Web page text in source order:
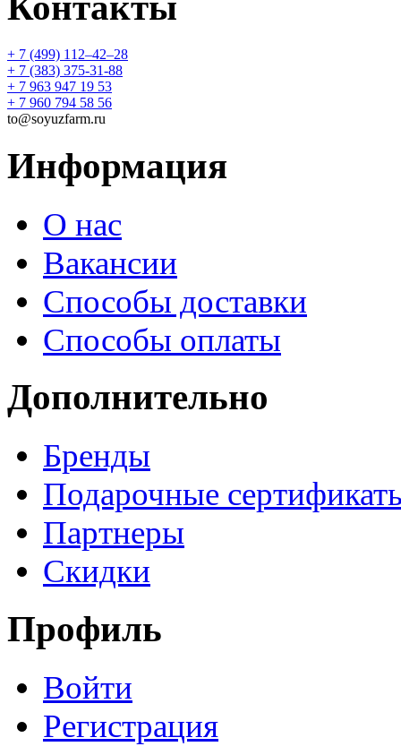
+ 7 (499) 112‒42‒28
+ 7 (383) 375-31-88
+ 7 963 947 19 53
+ 7 960 794 58 56
to@soyuzfarm.ru
Информация
О нас
Вакансии
Способы доставки
Способы оплаты
Дополнительно
Бренды
Подарочные
Партнеры
Скидки
Профиль
Войти
Регистрация